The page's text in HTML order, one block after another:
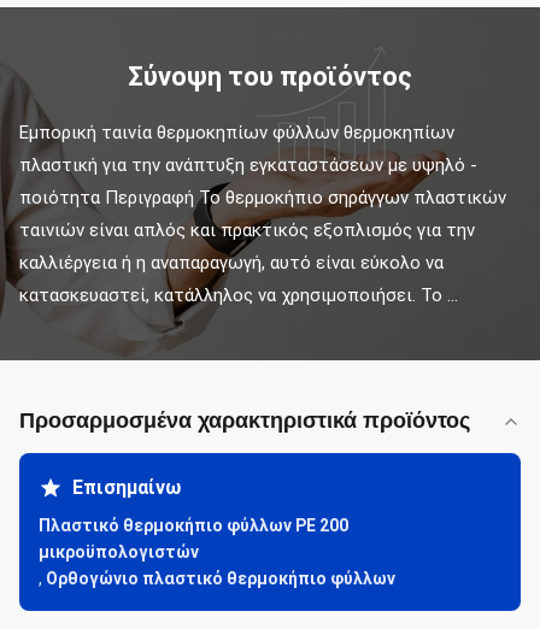
Σύνοψη του προϊόντος
Εμπορική ταινία θερμοκηπίων φύλλων θερμοκηπίων
πλαστική για την ανάπτυξη εγκαταστάσεων με υψηλό -
ποιότητα Περιγραφή Το θερμοκήπιο σηράγγων πλαστικών
ταινιών είναι απλός και πρακτικός εξοπλισμός για την
καλλιέργεια ή η αναπαραγωγή, αυτό είναι εύκολο να
κατασκευαστεί, κατάλληλος να χρησιμοποιήσει. Το ...
Προσαρμοσμένα χαρακτηριστικά προϊόντος
Επισημαίνω
Πλαστικό θερμοκήπιο φύλλων PE 200
μικροϋπολογιστών
, Ορθογώνιο πλαστικό θερμοκήπιο φύλλων